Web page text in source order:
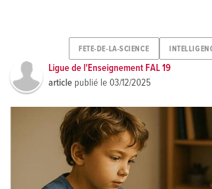
FETE-DE-LA-SCIENCE
Ligue de l'Enseignement FAL 19
article publié le03/12/2025